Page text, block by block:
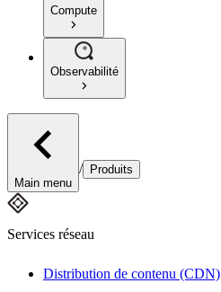
Compute
Observabilité
Main menu
/ Produits
Services réseau
Distribution de contenu (CDN)